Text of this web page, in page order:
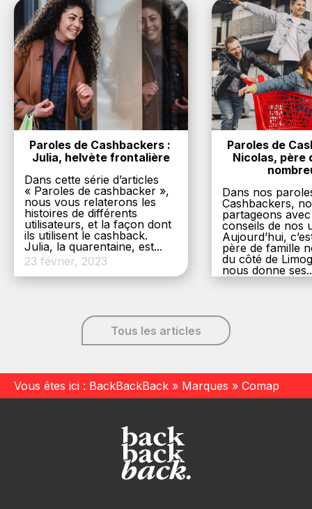
Paroles de Cashbackers :
Julia, helvète frontalière
Dans cette série d’articles
« Paroles de cashbacker »,
nous vous relaterons les
histoires de différents
utilisateurs, et la façon dont
ils utilisent le cashback.
Julia, la quarentaine, est...
23 février, 2023
Paroles de
Nicolas, père
Dans nos
Cashbackers,
partageons
conseils de nos
Aujourd’hui,
père de famille
du côté de
nous donne
Tous les articles
Vous êtes ici : BackBackBack » Marques » Comap